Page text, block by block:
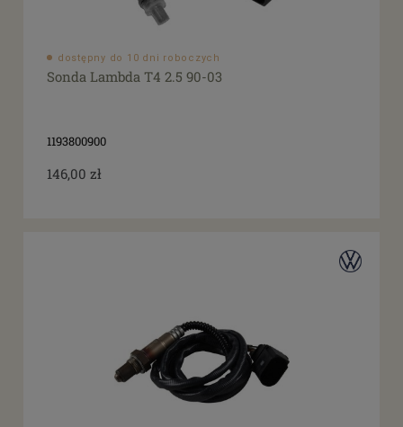
dostępny do 10 dni roboczych
Sonda Lambda T4 2.5 90-03
1193800900
146,00 zł